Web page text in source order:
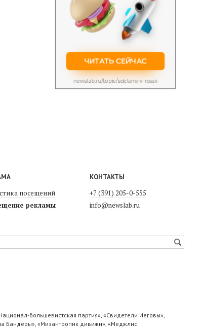
посещений
рекламы
КОНТАКТЫ
+7 (391) 205-0-555
info@newslab.ru
большевистская партия», «Свидетели Иеговы»,
Бандеры», «Мизантропик дивижн», «Меджлис